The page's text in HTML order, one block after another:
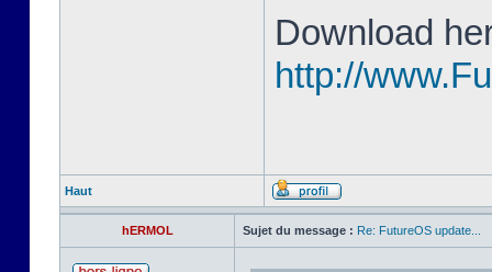
Download
http://
Haut
hERMOL Sujet du message : Re: FutureOS update...